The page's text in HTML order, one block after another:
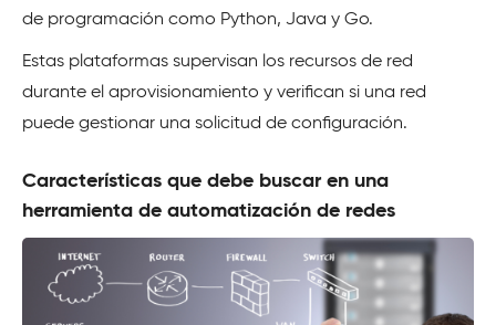
de programación como Python, Java y Go.
Estas plataformas supervisan los recursos de red
durante el aprovisionamiento y verifican si una red
puede gestionar una solicitud de configuración.
Características que debe buscar en una
herramienta de automatización de redes